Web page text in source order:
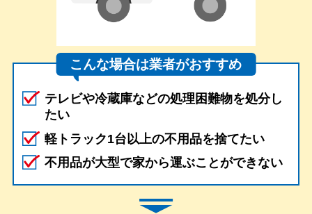
こんな場合は業者がおすすめ
テレビや冷蔵庫などの処理困難物を処分し
たい
軽トラック1台以上の不用品を捨てたい
不用品が大型で家から運ぶことができない